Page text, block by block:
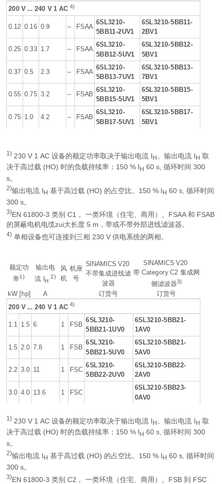
200 V ... 240 V 1 AC4)
0.12 0.16 0.9 – FSAA
6SL3210-
5BB11-2UV1
6SL3210-5BB11-
2BV1
0.25 0.33 1.7 – FSAA
6SL3210-
5BB12-5UV1
6SL3210-5BB12-
5BV1
0.37 0.5 2.3 – FSAA
6SL3210-
5BB13-7UV1
6SL3210-5BB13-
7BV1
0.55 0.75 3.2 – FSAB
6SL3210-
5BB15-5UV1
6SL3210-5BB15-
5BV1
0.75 1.0 4.2 – FSAB
6SL3210-
5BB17-5UV1
6SL3210-5BB17-
5BV1
1) 230 V 1 AC 设备的额定功率取决于输出电流 I H 。输出电流 I H 取
决于高过载 (HO) 时的负载持续率：150 % I H 60 s, 循环时间 300
s。
2)输出电流 I H 基于高过载 (HO) 的占空比。150 % I H 60 s, 循环时间
300 s。
3)EN 61800-3 类别 C1， 一类环境（住宅、商用）。FSAA 和 FSAB
的屏蔽电机电缆zui大长度 5 m，带或不带外部进线滤波器。
4) 单相设备也可连接到三相 230 V 供电系统的两相。
额定功
率1)
输出电
流
H
2)
风
机
机座
号
SINAMICS V20
不带集成进线滤
波器
SINAMICS V20
带 Category C2 集成网
侧滤波器3)
kW [hp] A 订货号 订货号
200 V ... 240 V 1 AC4)
1.1 1.5 6 1 FSB
6SL3210-
5BB21-1UV0
6SL3210-5BB21-
1AV0
1.5 2.0 7.8 1 FSB
6SL3210-
5BB21-5UV0
6SL3210-5BB21-
5AV0
2.2 3.0 11 1 FSC
6SL3210-
5BB22-2UV0
6SL3210-5BB22-
2AV0
3.0 4.0 13.6 1 FSC
6SL3210-5BB23-
0AV0
1) 230 V 1 AC 设备的额定功率取决于输出电流 I H 。输出电流 I H 取
决于高过载 (HO) 时的负载持续率：150 % I H 60 s, 循环时间 300
s。
2)输出电流 I H 基于高过载 (HO) 的占空比。150 % I H 60 s, 循环时间
300 s。
3)EN 61800-3 类别 C2， 一类环境（住宅、商用）。FSB 到 FSC